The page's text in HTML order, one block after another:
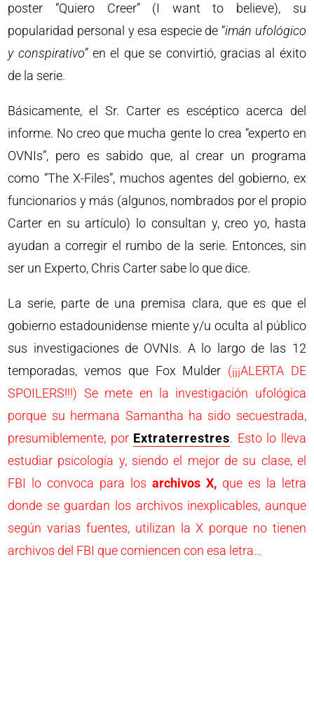
poster “Quiero Creer” (I want to believe), su
popularidad personal y esa especie de “imán ufológico
y conspirativo” en el que se convirtió, gracias al éxito
de la serie.
Básicamente, el Sr. Carter es escéptico acerca del
informe. No creo que mucha gente lo crea “experto en
OVNIs”, pero es sabido que, al crear un programa
como “The X-Files”, muchos agentes del gobierno, ex
funcionarios y más (algunos, nombrados por el propio
Carter en su artículo) lo consultan y, creo yo, hasta
ayudan a corregir el rumbo de la serie. Entonces, sin
ser un Experto, Chris Carter sabe lo que dice.
La serie, parte de una premisa clara, que es que el
gobierno estadounidense miente y/u oculta al público
sus investigaciones de OVNIs. A lo largo de las 12
temporadas, vemos que Fox Mulder (¡¡¡ALERTA DE
SPOILERS!!!) Se mete en la investigación ufológica
porque su hermana Samantha ha sido secuestrada,
presumiblemente, por Extraterrestres. Esto lo lleva
estudiar psicología y, siendo el mejor de su clase, el
FBI lo convoca para los archivos X, que es la letra
donde se guardan los archivos inexplicables, aunque
según varias fuentes, utilizan la X porque no tienen
archivos del FBI que comiencen con esa letra…